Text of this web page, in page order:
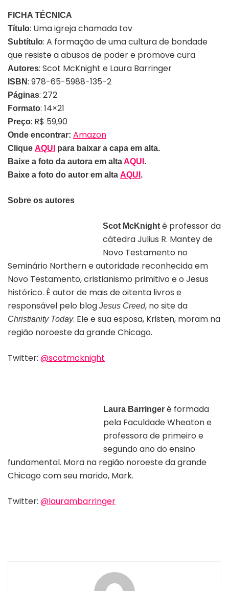
FICHA TÉCNICA
Título: Uma igreja chamada tov
Subtítulo: A formação de uma cultura de bondade
que resiste a abusos de poder e promove cura
Autores: Scot McKnight e Laura Barringer
ISBN: 978-65-5988-135-2
Páginas: 272
Formato: 14×21
Preço: R$ 59,90
Onde encontrar: Amazon
Clique AQUI para baixar a capa em alta.
Baixe a foto da autora em altaAQUI .
Baixe a foto do autor em alta AQUI .
Sobre os autores
Scot McKnight é professor da
cátedra Julius R. Mantey de
Novo Testamento no
Seminário Northern e autoridade reconhecida em
Novo Testamento, cristianismo primitivo e o Jesus
histórico. É autor de mais de oitenta livros e
responsável pelo blog Jesus Creed, no site da
Christianity Today. Ele e sua esposa, Kristen, moram na
região noroeste da grande Chicago.
Twitter: @scotmcknight
Laura Barringer é formada
pela Faculdade Wheaton e
professora de primeiro e
segundo ano do ensino
fundamental. Mora na região noroeste da grande
Chicago com seu marido, Mark.
Twitter: @laurambarringer